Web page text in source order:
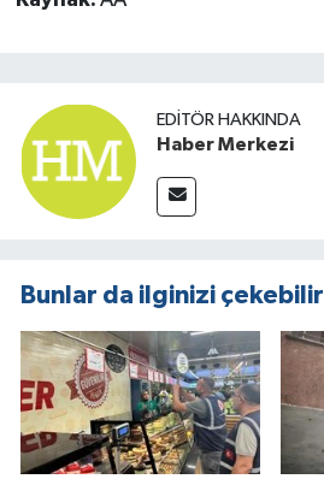
EDITÖR HAKKINDA
Haber Merkezi
Bunlar da ilginizi çekebilir